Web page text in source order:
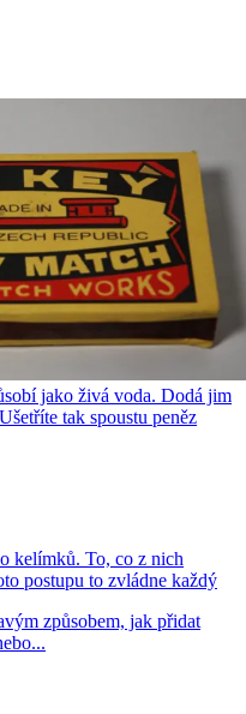
jako živá voda. Dodá jim
tak spoustu peněz
kelímků. To, co z nich
postupu to zvládne každý
způsobem, jak přidat